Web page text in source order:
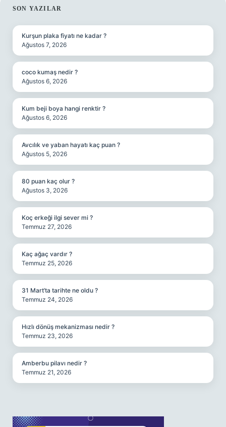
SIDEBAR
SON YAZILAR
Kurşun plaka fiyatı ne kadar ?
Ağustos 7, 2026
coco kumaş nedir ?
Ağustos 6, 2026
Kum beji boya hangi renktir ?
Ağustos 6, 2026
Avcılık ve yaban hayatı kaç puan ?
Ağustos 5, 2026
80 puan kaç olur ?
Ağustos 3, 2026
Koç erkeği ilgi sever mi ?
Temmuz 27, 2026
Kaç ağaç vardır ?
Temmuz 25, 2026
31 Mart’ta tarihte ne oldu ?
Temmuz 24, 2026
Hızlı dönüş mekanizması nedir ?
Temmuz 23, 2026
Amberbu pilavı nedir ?
Temmuz 21, 2026